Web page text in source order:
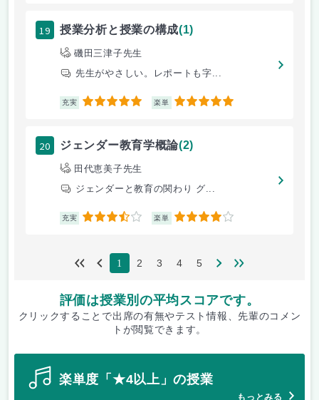
19 授業分析と授業の構成(1)
磯田三津子先生
先生がやさしい。レポートも字...
充実 5 楽単 5
20 ジェンダー教育学概論(2)
田代恵美子先生
ジェンダーと教育の関わり グ...
充実 3.5 楽単 4
1 2 3 4 5
評価は授業別の平均スコアです。
クリックすることで出席の有無やテスト情報、先輩のコメン
トが閲覧できます。
楽単度「★4以上」の授業
もっとみる